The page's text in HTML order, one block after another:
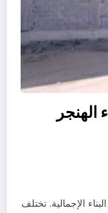
الهنجر
الإجمالية. تختلف